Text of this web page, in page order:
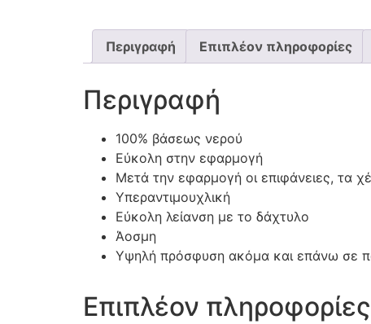
Περιγραφή Επιπλέον πληροφορίες
Περιγραφή
100% βάσεως νερού
Εύκολη στην εφαρμογή
Μετά την εφαρμογή οι επιφάνειες, τα
Υπεραντιμουχλική
Εύκολη λείανση με το δάχτυλο
Άοσμη
Υψηλή πρόσφυση ακόμα και επάνω σε
Επιπλέον πληροφορίες